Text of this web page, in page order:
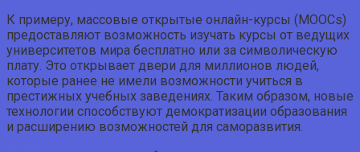
К примеру, массовые открытые онлайн-курсы (MOOCs)
предоставляют возможность изучать курсы от ведущих
университетов мира бесплатно или за символическую
плату. Это открывает двери для миллионов людей,
которые ранее не имели возможности учиться в
престижных учебных заведениях. Таким образом, новые
технологии способствуют демократизации образования
и расширению возможностей для саморазвития.